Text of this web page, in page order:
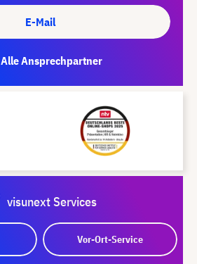
E-Mail
Alle Ansprechpartner
visunext Services
Vor-Ort-Service